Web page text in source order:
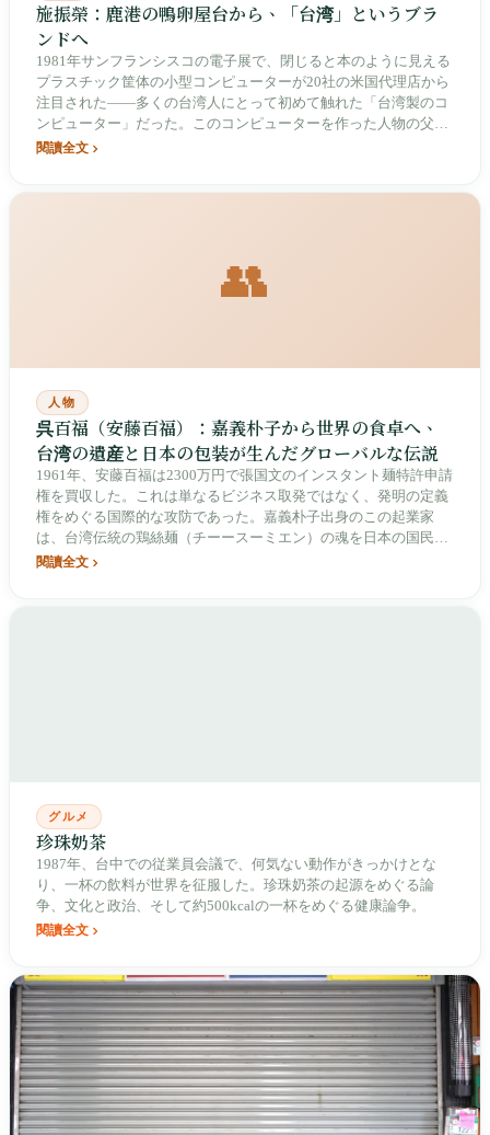
施振榮：鹿港の鴨卵屋台から、「台湾」というブラ
ンドへ
1981年サンフランシスコの電子展で、閉じると本のように見える
プラスチック筐体の小型コンピューターが20社の米国代理店から
注目された——多くの台湾人にとって初めて触れた「台湾製のコ
ンピューター」だった。このコンピューターを作った人物の父は
彼が3歳の時に過労で早世し、母が鴨卵や愛国くじを売って育て
閱讀全文
👥
人物
呉百福（安藤百福）：嘉義朴子から世界の食卓へ、
台湾の遺産と日本の包装が生んだグローバルな伝説
1961年、安藤百福は2300万円で張国文のインスタント麺特許申請
権を買収した。これは単なるビジネス取発ではなく、発明の定義
権をめぐる国際的な攻防であった。嘉義朴子出身のこの起業家
は、台湾伝統の鶏絲麺（チーースーミエン）の魂を日本の国民食
へと変え、「カップヌードル」を通じて世界の食習慣を根本から
閱讀全文
グルメ
珍珠奶茶
1987年、台中での従業員会議で、何気ない動作がきっかけとな
り、一杯の飲料が世界を征服した。珍珠奶茶の起源をめぐる論
争、文化と政治、そして約500kcalの一杯をめぐる健康論争。
閱讀全文